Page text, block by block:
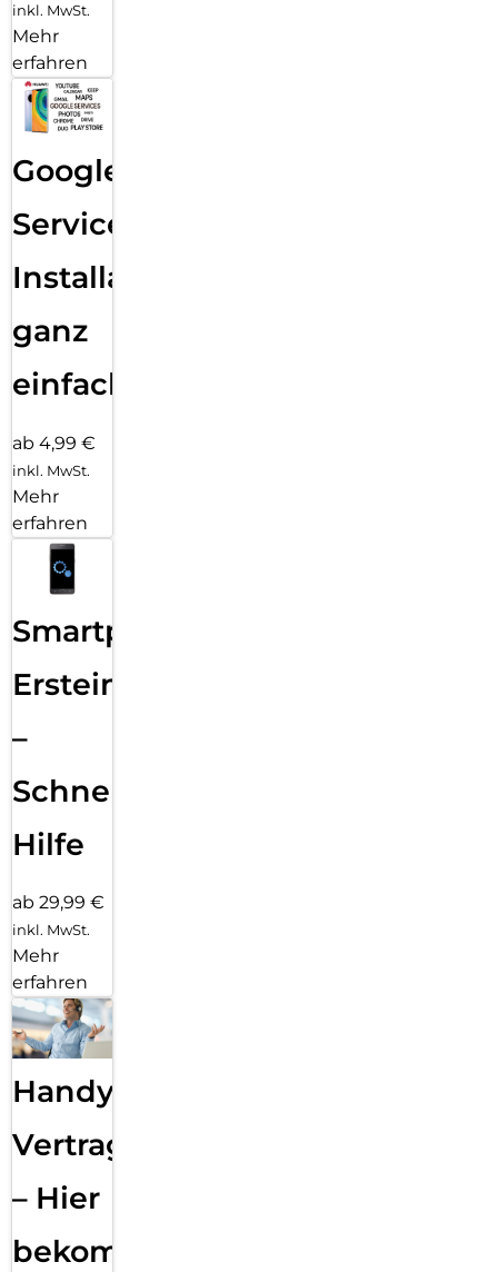
inkl. MwSt.
Mehr
erfahren
Google
Services
Installation
ganz
einfach
ab 4,99 €
inkl. MwSt.
Mehr
erfahren
Smartphone
Ersteinrichtung
–
Schnelle
Hilfe
ab 29,99 €
inkl. MwSt.
Mehr
erfahren
Handy
Vertragsabwicklung
– Hier
bekommst